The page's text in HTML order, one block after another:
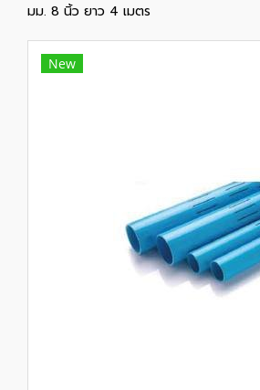
มม. 8 นิ้ว ยาว 4 เมตร
New